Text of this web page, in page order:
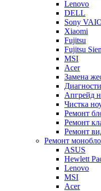
Lenovo
DELL
Sony
Xiaomi
Fujitsu
Fujitsu
MSI
Acer
Замена
Апгрейд
Чистка
Ремонт
Ремонт
Ремонт
Ремонт
ASUS
Hewlett
Lenovo
MSI
Acer